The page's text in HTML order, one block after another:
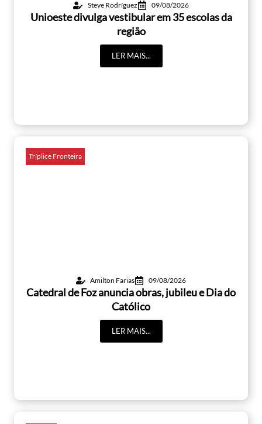
Steve Rodríguez 09/08/2026
Unioeste divulga vestibular em 35 escolas da
região
LER MAIS...
Tríplice Fronteira
Amilton Farias 09/08/2026
Catedral de Foz anuncia obras, jubileu e Dia do
Católico
LER MAIS...